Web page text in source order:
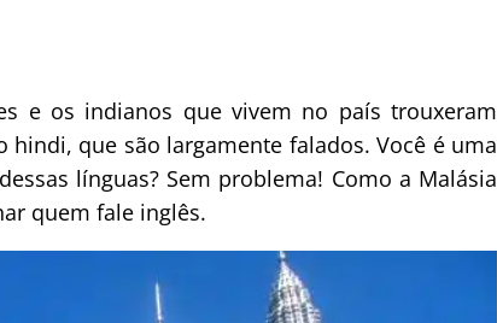
e os indianos que vivem no país trouxeram
que são largamente falados. Você é uma
línguas? Sem problema! Como a Malásia
quem fale inglês.